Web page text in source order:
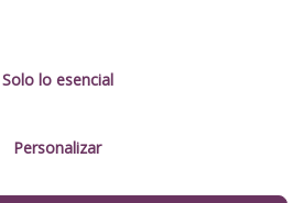
Gestionar servicios
Solo lo esencial
Personalizar